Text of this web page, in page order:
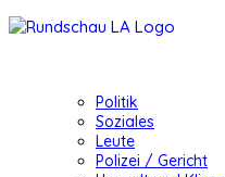
Politik
Soziales
Leute
Polizei / Gericht